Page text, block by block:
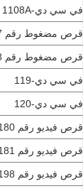
في سي دي-1108A
قرص مضغوط رقم 117
قرص مضغوط رقم 118
في سي دي-119
في سي دي-120
قرص فيديو رقم 180
قرص فيديو رقم 181
قرص فيديو رقم 198